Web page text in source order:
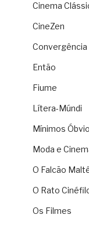
Cinema
CineZen
Convergência
Então
Fiume
Lítera-Múndi
Mínimos
Moda e
O Falcão
O Rato
Os Filmes